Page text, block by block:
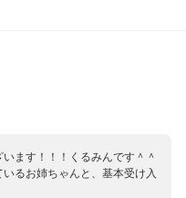
ます！！！くるみんです＾＾
るお姉ちゃんと、基本受け入